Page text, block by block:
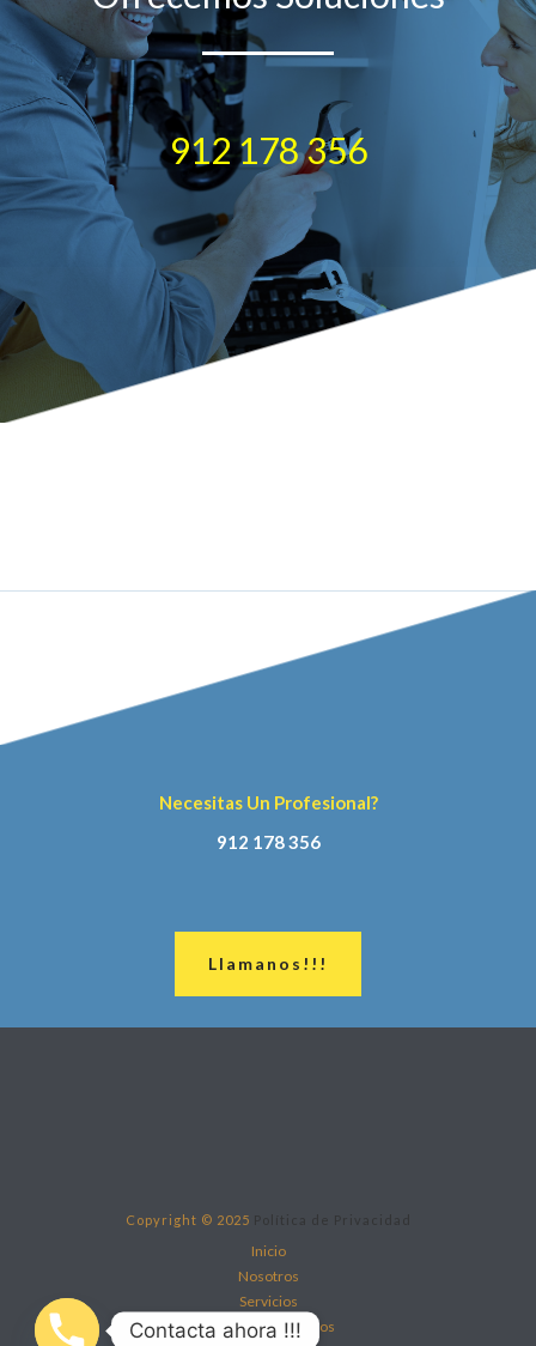
912 178 356
Necesitas Un Profesional?
912 178 356
Llamanos!!!
Copyright © 2025 Política de Privacidad
Inicio
Nosotros
Servicios
Trabaja con nosotros
Contacta ahora !!!